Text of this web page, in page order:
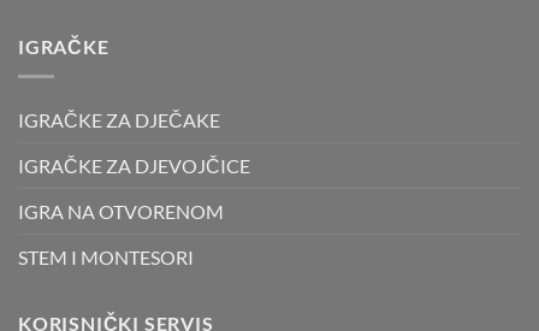
IGRAČKE
IGRAČKE ZA DJEČAKE
IGRAČKE ZA DJEVOJČICE
IGRA NA OTVORENOM
STEM I MONTESORI
KORISNIČKI SERVIS